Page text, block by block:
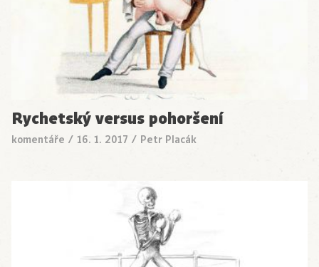
Rychetský versus pohoršení
komentáře / 16. 1. 2017 / Petr Placák